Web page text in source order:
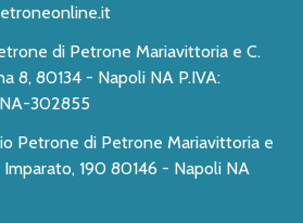
di Petrone Mariavittoria e C.
P.IVA:
302855
Petrone di Petrone Mariavittoria e
Imparato, 190 80146 - Napoli NA